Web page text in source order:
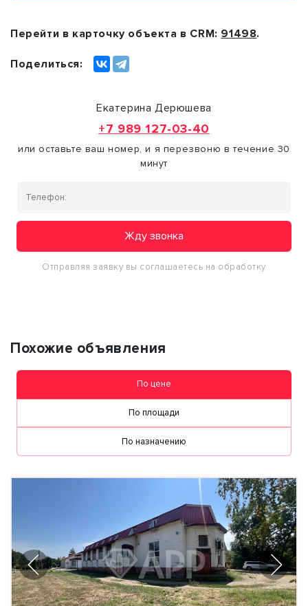
Перейти в карточку объекта в CRM: 91498.
Поделиться:
Екатерина Дерюшева
+7 989 127-03-40
или оставьте ваш номер, и я перезвоню в течение 30
минут
Жду звонка
Отправляя заявку вы соглашаетесь на обработку
Похожие объявления
По цене
По площади
По назначению